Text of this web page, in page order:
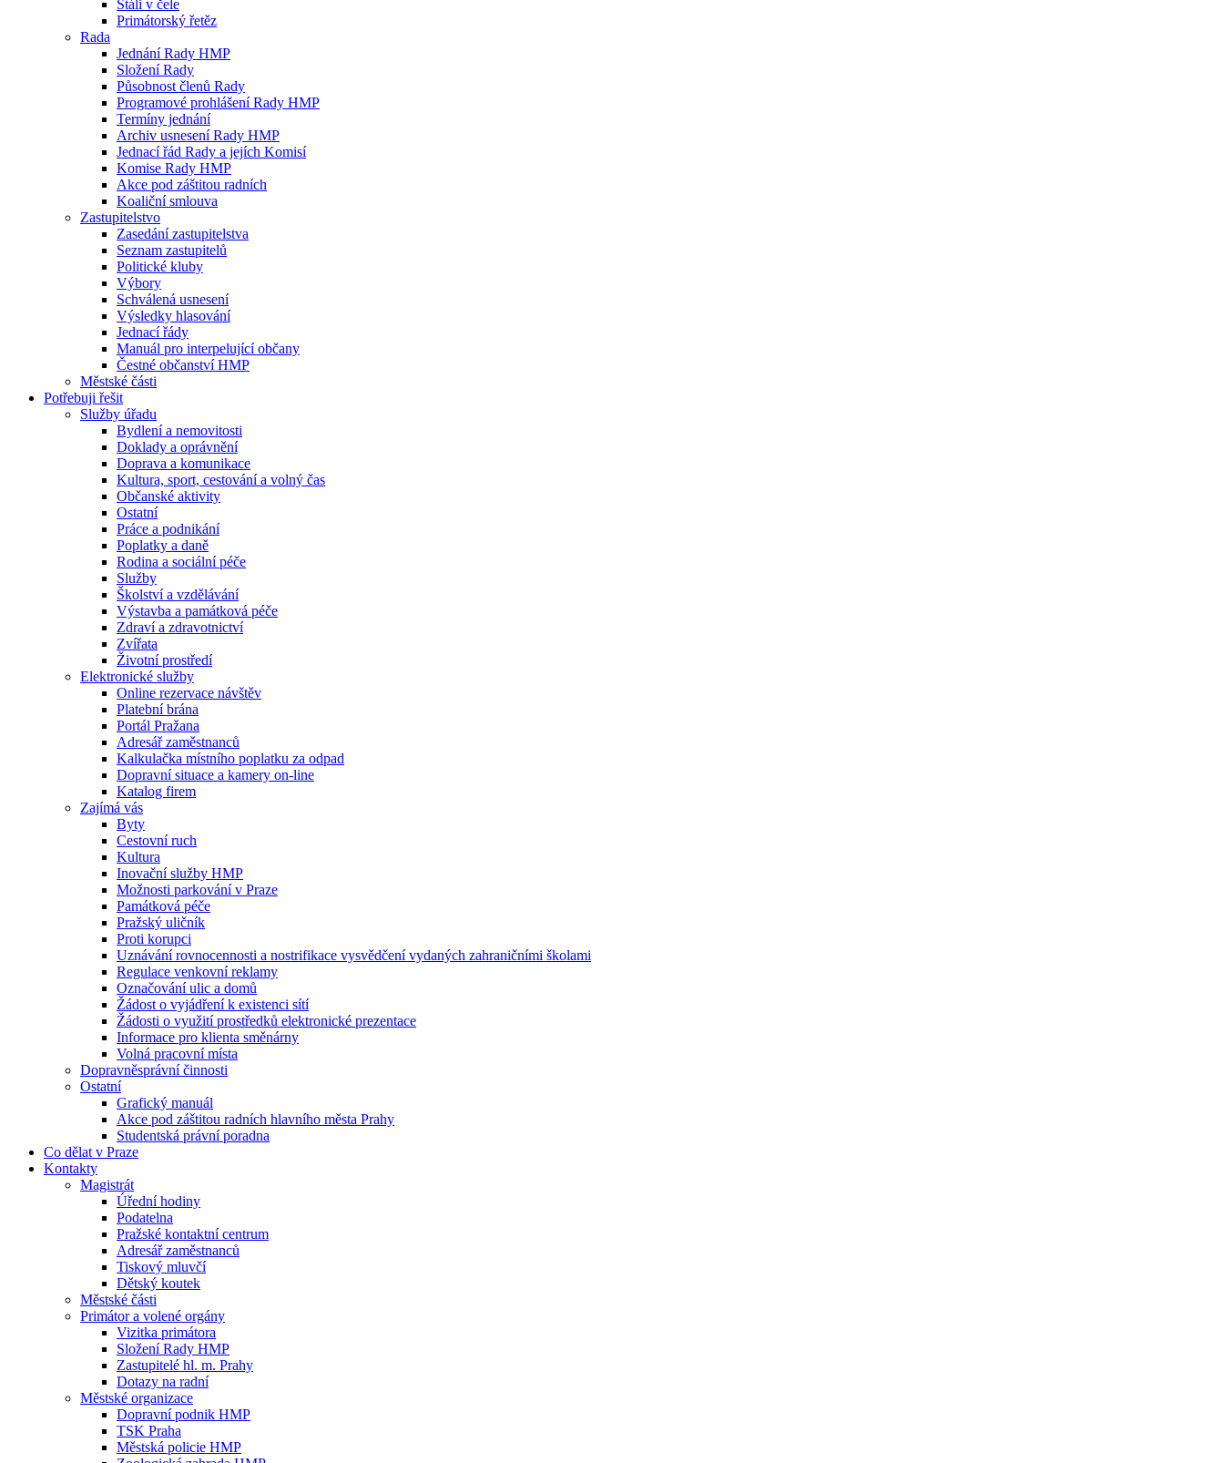
Stáli v čele
Primátorský řetěz
Rada
Jednání Rady HMP
Složení Rady
Působnost členů Rady
Programové prohlášení Rady HMP
Termíny jednání
Archiv usnesení Rady HMP
Jednací řád Rady a jejích Komisí
Komise Rady HMP
Akce pod záštitou radních
Koaliční smlouva
Zastupitelstvo
Zasedání zastupitelstva
Seznam zastupitelů
Politické kluby
Výbory
Schválená usnesení
Výsledky hlasování
Jednací řády
Manuál pro interpelující občany
Čestné občanství HMP
Městské části
Potřebuji řešit
Služby úřadu
Bydlení a nemovitosti
Doklady a oprávnění
Doprava a komunikace
Kultura, sport, cestování a volný čas
Občanské aktivity
Ostatní
Práce a podnikání
Poplatky a daně
Rodina a sociální péče
Služby
Školství a vzdělávání
Výstavba a památková péče
Zdraví a zdravotnictví
Zvířata
Životní prostředí
Elektronické služby
Online rezervace návštěv
Platební brána
Portál Pražana
Adresář zaměstnanců
Kalkulačka místního poplatku za odpad
Dopravní situace a kamery on-line
Katalog firem
Zajímá vás
Byty
Cestovní ruch
Kultura
Inovační služby HMP
Možnosti parkování v Praze
Památková péče
Pražský uličník
Proti korupci
Uznávání rovnocennosti a nostrifikace vysvědčení vydaných zahraničními školami
Regulace venkovní reklamy
Označování ulic a domů
Žádost o vyjádření k existenci sítí
Žádosti o využití prostředků elektronické prezentace
Informace pro klienta směnárny
Volná pracovní místa
Dopravněsprávní činnosti
Ostatní
Grafický manuál
Akce pod záštitou radních hlavního města Prahy
Studentská právní poradna
Co dělat v Praze
Kontakty
Magistrát
Úřední hodiny
Podatelna
Pražské kontaktní centrum
Adresář zaměstnanců
Tiskový mluvčí
Dětský koutek
Městské části
Primátor a volené orgány
Vizitka primátora
Složení Rady HMP
Zastupitelé hl. m. Prahy
Dotazy na radní
Městské organizace
Dopravní podnik HMP
TSK Praha
Městská policie HMP